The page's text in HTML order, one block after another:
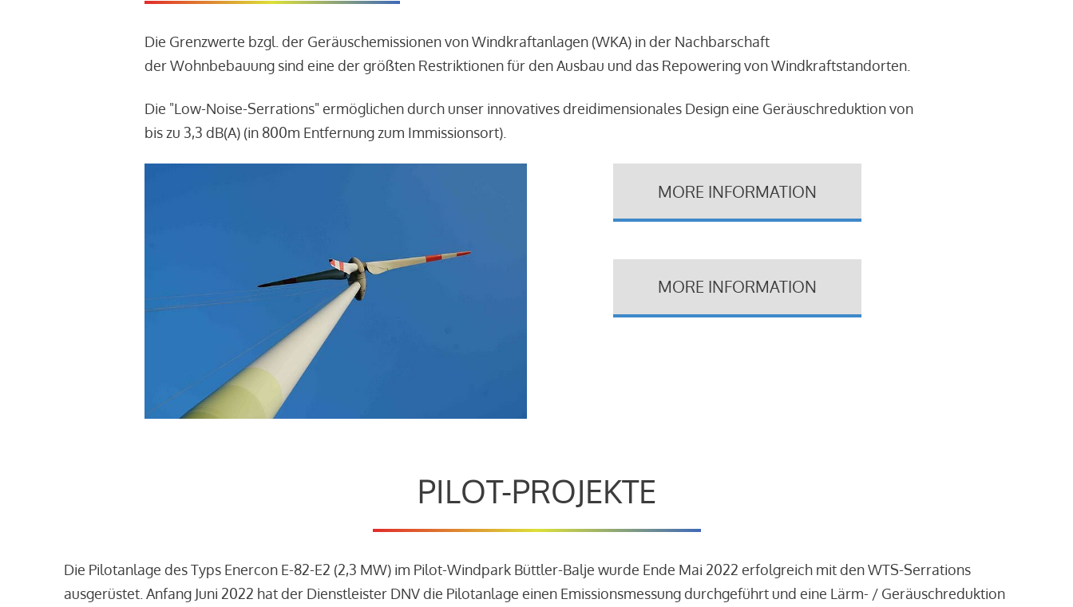
Die Grenzwerte bzgl. der Geräuschemissionen von Windkraftanlagen (WKA) in der Nachbarschaft
der Wohnbebauung sind eine der größten Restriktionen für den Ausbau und das Repowering von Windkraftstandorten.
Die "Low-Noise-Serrations" ermöglichen durch unser innovatives dreidimensionales Design eine Geräuschreduktion von
bis zu 3,3 dB(A) (in 800m Entfernung zum Immissionsort).
MORE INFORMATION
MORE INFORMATION
PILOT-PROJEKTE
Die Pilotanlage des Typs Enercon E-82-E2 (2,3 MW) im Pilot-Windpark Büttler-Balje wurde Ende Mai 2022 erfolgreich mit den WTS-Serrations
ausgerüstet. Anfang Juni 2022 hat der Dienstleister DNV die Pilotanlage einen Emissionsmessung durchgeführt und eine Lärm- / Geräuschreduktion